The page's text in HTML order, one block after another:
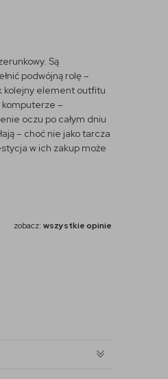
Są
podwójną rolę –
kolejny element outfitu
–
oczu po całym dniu
– choć nie jako tarcza
w ich zakup może
zobacz: wszystkie opinie